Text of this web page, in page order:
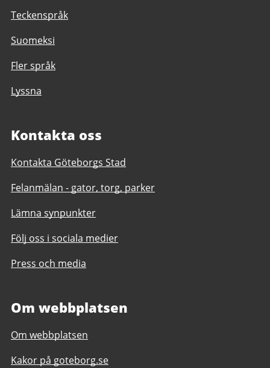
Teckenspråk
Suomeksi
Fler språk
Lyssna
Kontakta oss
Kontakta Göteborgs Stad
Felanmälan - gator, torg, parker
Lämna synpunkter
Följ oss i sociala medier
Press och media
Om webbplatsen
Om webbplatsen
Kakor på goteborg.se